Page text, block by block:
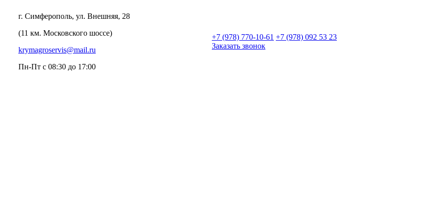
г. Симферополь, ул. Внешняя, 28
(11 км. Московского шоссе)
krymagroservis@mail.ru
Пн-Пт с 08:30 до 17:00
+7 (978) 770-10-61 +7 (978) 092 53 23
Заказать звонок